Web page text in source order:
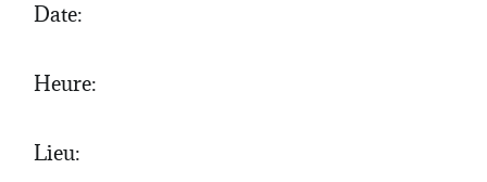
Date:
Heure:
Lieu: